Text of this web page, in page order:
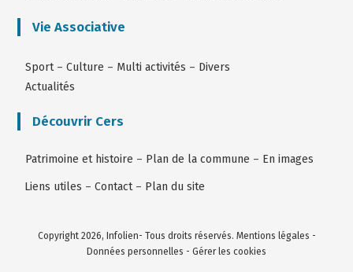
Vie Associative
Sport –Culture – Multi activités – Divers
Actualités
Découvrir Cers
Patrimoine et histoire – Plan de la commune – En images
Liens utiles –Contact– Plan du site
Copyright 2026, Infolien- Tous droits réservés. Mentions légales -
Données personnelles - Gérer les cookies